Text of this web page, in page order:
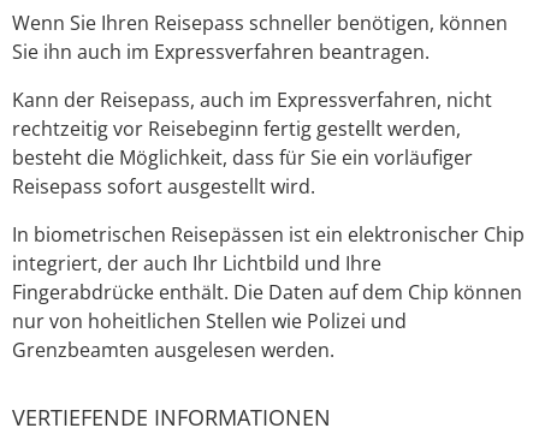
Wenn Sie Ihren Reisepass schneller benötigen, können
Sie ihn auch im Expressverfahren beantragen.
Kann der Reisepass, auch im Expressverfahren, nicht
rechtzeitig vor Reisebeginn fertig gestellt werden,
besteht die Möglichkeit, dass für Sie ein vorläufiger
Reisepass sofort ausgestellt wird.
In biometrischen Reisepässen ist ein elektronischer Chip
integriert, der auch Ihr Lichtbild und Ihre
Fingerabdrücke enthält. Die Daten auf dem Chip können
nur von hoheitlichen Stellen wie Polizei und
Grenzbeamten ausgelesen werden.
VERTIEFENDE INFORMATIONEN